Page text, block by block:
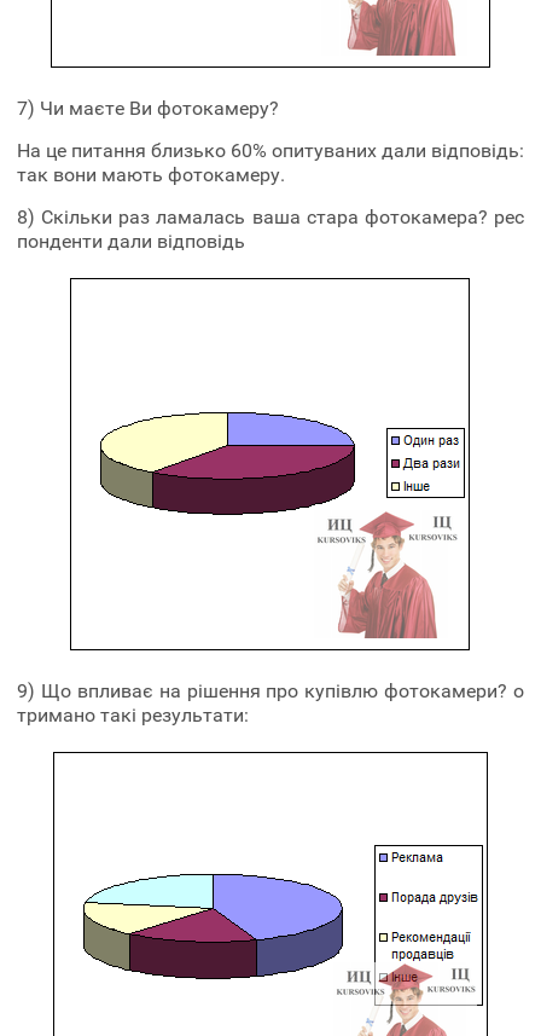
7) Чи маєте Ви фотокамеру?
На це питання близько 60% опитуваних дали відповідь:
так вони мають фотокамеру.
8) Скільки раз ламалась ваша стара фотокамера? рес
понденти дали відповідь
9) Що впливає на рішення про купівлю фотокамери? о
тримано такі результати: